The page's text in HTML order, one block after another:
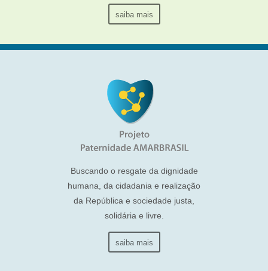
saiba mais
Buscando o resgate da dignidade
humana, da cidadania e realização
da República e sociedade justa,
solidária e livre.
saiba mais